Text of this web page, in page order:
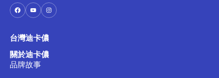
台灣迪卡儂
關於迪卡儂
品牌故事